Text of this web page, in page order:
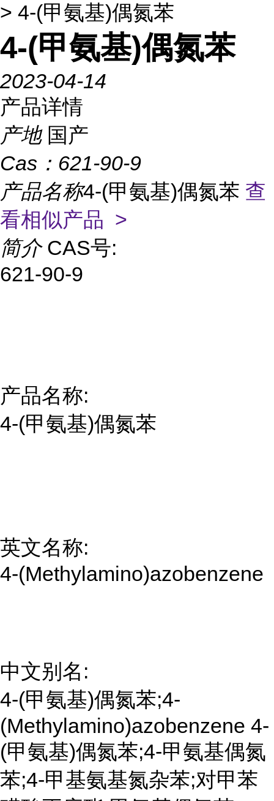
> 4-(甲氨基)偶氮苯
4-(甲氨基)偶氮苯
2023-04-14
产品详情
产地 国产
Cas： 621-90-9
产品名称4-(甲氨基)偶氮苯 查
看相似产品 >
简介 CAS号:
621-90-9
产品名称:
4-(甲氨基)偶氮苯
英文名称:
4-(Methylamino)azobenzene
中文别名:
4-(甲氨基)偶氮苯;4-
(Methylamino)azobenzene 4-
(甲氨基)偶氮苯;4-甲氨基偶氮
苯;4-甲基氨基氮杂苯;对甲苯